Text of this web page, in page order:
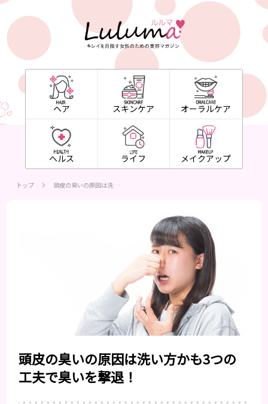
ヘア スキンケア オーラルケア
ヘルス ライフ メイクアップ
トップ 頭皮の臭いの原因は洗…
頭皮の臭いの原因は洗い方かも3つの
工夫で臭いを撃退！